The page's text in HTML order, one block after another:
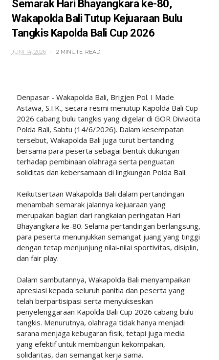
Semarak Hari Bhayangkara ke-80,
Wakapolda Bali Tutup Kejuaraan Bulu
Tangkis Kapolda Bali Cup 2026
JUNI 14, 2026 2 MINUTE READ
Denpasar - Wakapolda Bali, Brigjen Pol. I Made
Astawa, S.I.K., secara resmi menutup Kapolda Bali Cup
2026 cabang bulu tangkis yang digelar di GOR Diviacita
Polda Bali, Sabtu (14/6/2026). Dalam kesempatan
tersebut, Wakapolda Bali juga turut bertanding
bersama para peserta sebagai bentuk dukungan
terhadap pembinaan olahraga serta penguatan
soliditas dan kebersamaan di lingkungan Polda Bali.
Keikutsertaan Wakapolda Bali dalam pertandingan
menambah semarak jalannya kejuaraan yang
merupakan bagian dari rangkaian peringatan Hari
Bhayangkara ke-80. Selama pertandingan berlangsung,
para peserta menunjukkan semangat juang yang tinggi
dengan tetap menjunjung nilai-nilai sportivitas, disiplin,
dan fair play.
Dalam sambutannya, Wakapolda Bali menyampaikan
apresiasi kepada seluruh panitia dan peserta yang
telah berpartisipasi serta menyukseskan
penyelenggaraan Kapolda Bali Cup 2026 cabang bulu
tangkis. Menurutnya, olahraga tidak hanya menjadi
sarana menjaga kebugaran fisik, tetapi juga media
yang efektif untuk membangun kekompakan,
solidaritas, dan semangat kerja sama.